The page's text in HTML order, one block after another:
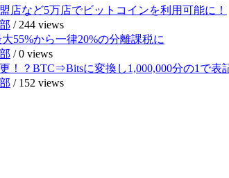
店など5万店でビットコインを利用可能に！
/ 244 views
55%から一律20%の分離課税に
/0 views
！？BTC⇒Bitsに変換し1,000,000分の1で表
/ 152 views